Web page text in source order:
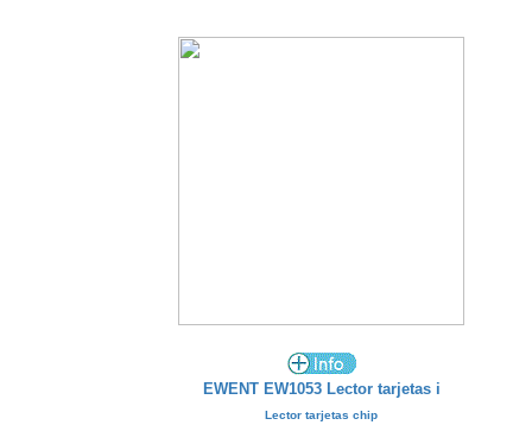
EWENT EW1053 Lector tarjetas i
Lector tarjetas chip